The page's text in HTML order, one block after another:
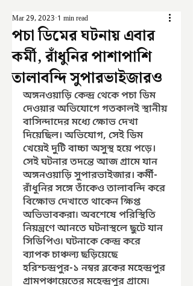
পচা ডিমের ঘটনায় এবার
কর্মী, রাঁধুনির পাশাপাশি
তালাবন্দি সুপারভাইজারও
Mar 29, 2023 1 min read
অঙ্গনওয়াড়ি কেন্দ্র থেকে পচা ডিম
দেওয়ার অভিযোগে গতকালই স্থানীয়
বাসিন্দাদের মধ্যে ক্ষোভ দেখা
দিয়েছিল। অভিযোগ, সেই ডিম
খেয়েই দুটি বাচ্চা অসুস্থ হয়ে পড়ে।
সেই ঘটনার তদন্তে আজ গ্রামে যান
অঙ্গনওয়াড়ি সুপারভাইজার। কর্মী-
রাঁধুনির সঙ্গে তাঁকেও তালাবন্দি করে
বিক্ষোভ দেখাতে থাকেন ক্ষিপ্ত
অভিভাবকরা৷ অবশেষে পরিস্থিতি
নিয়ন্ত্রণে আনতে ঘটনাস্থলে ছুটে যান
সিডিপিও৷ ঘটনাকে কেন্দ্র করে
ব্যাপক চাঞ্চল্য ছড়িয়েছে
হরিশ্চন্দ্রপুর-১ নম্বর ব্লকের মহেন্দ্রপুর
গ্রামপঞ্চায়েতের মহেন্দ্রপুর গ্রামে৷